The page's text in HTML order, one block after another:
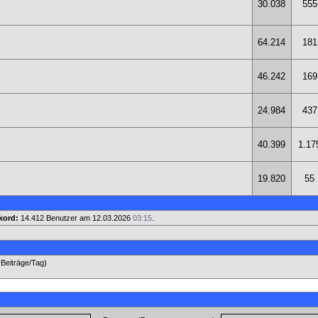
30.038 555
64.214 181
46.242 169
24.984 437
40.399
19.820 55
14.412 Benutzer am 12.03.2026 03:15.
Tag)